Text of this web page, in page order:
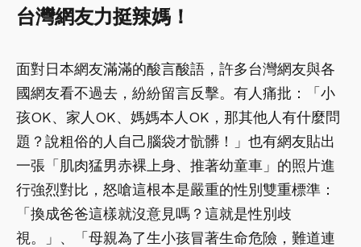
台灣網友力挺辣媽！
面對日本網友滿滿的酸言酸語，許多台灣網友與各
國網友看不過去，紛紛留言反擊。有人痛批：「小
孩OK、家人OK、媽媽本人OK，那其他人有什麼問
題？說粗俗的人自己腦袋才骯髒！」也有網友貼出
一張「肌肉猛男赤裸上身、推著幼童車」的照片進
行強烈對比，怒嗆這根本是嚴重的性別雙重標準：
「換成爸爸這樣就沒意見嗎？這就是性別歧
視。」、「母親為了生小孩冒著生命危險，難道連